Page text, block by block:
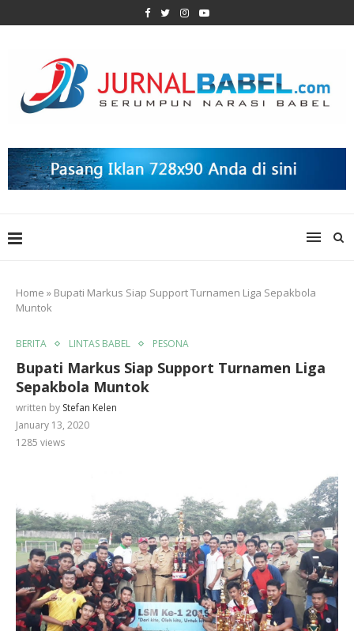
Home » Bupati Markus Siap Support Turnamen Liga Sepakbola
Muntok
BERITA LINTAS BABEL PESONA
Bupati Markus Siap Support Turnamen Liga
Sepakbola Muntok
written by Stefan Kelen
January 13, 2020
1285 views